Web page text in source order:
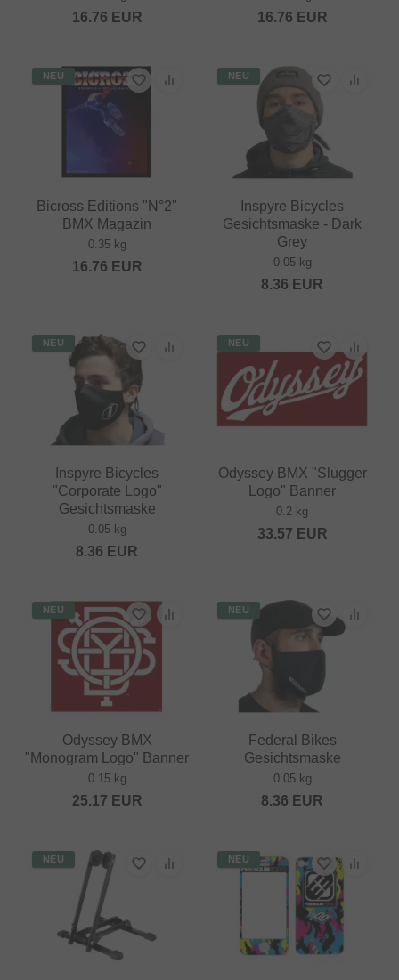
16.76 EUR 16.76 EUR
NEU
Bicross Editions "N°2"
BMX Magazin
0.35 kg
16.76 EUR
NEU
Inspyre Bicycles
Gesichtsmaske - Dark
Grey
0.05 kg
8.36 EUR
NEU
Inspyre Bicycles
"Corporate Logo"
Gesichtsmaske
0.05 kg
8.36 EUR
NEU
Odyssey BMX "Slugger
Logo" Banner
0.2 kg
33.57 EUR
NEU
Odyssey BMX
"Monogram Logo" Banner
0.15 kg
25.17 EUR
NEU
Federal Bikes
Gesichtsmaske
0.05 kg
8.36 EUR
NEU NEU